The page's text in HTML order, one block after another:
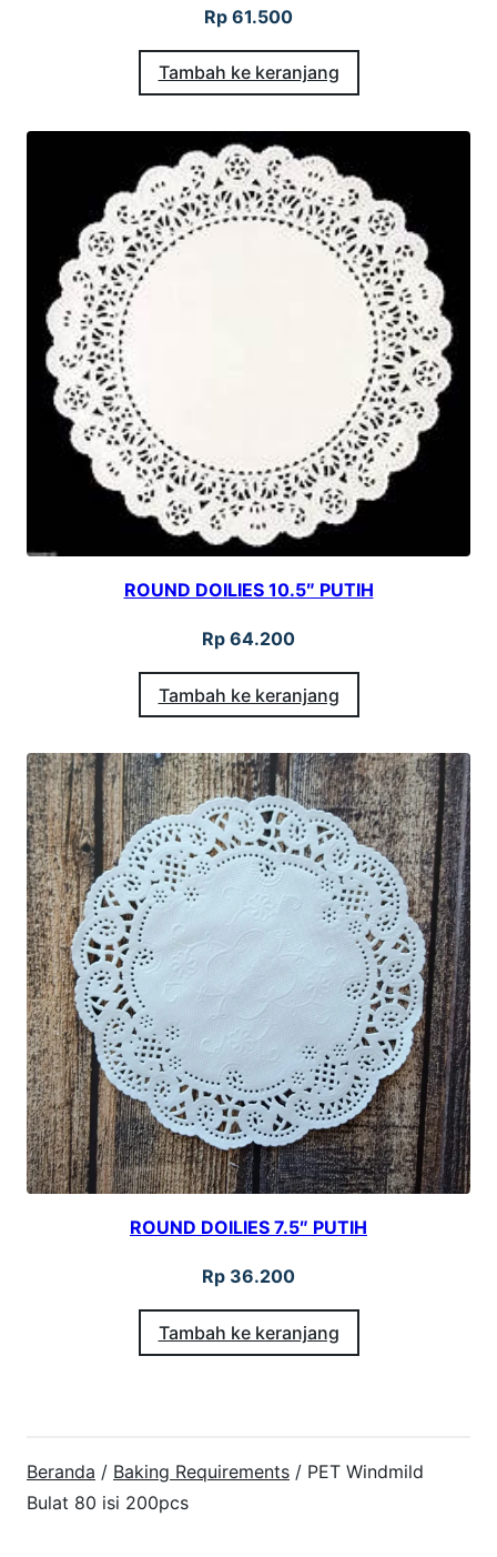
Rp 61.500
Tambah ke keranjang
ROUND DOILIES 10.5″ PUTIH
Rp 64.200
Tambah ke keranjang
ROUND DOILIES 7.5″ PUTIH
Rp 36.200
Tambah ke keranjang
Beranda / Baking Requirements / PET Windmild
Bulat 80 isi 200pcs